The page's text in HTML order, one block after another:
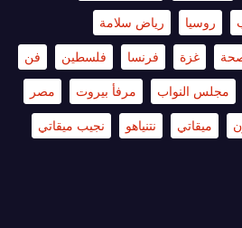
روسيا رياض سلامة
غزة فرنسا فلسطين فن
مجلس النواب مرفأ بيروت مصر
ميقاتي نتنياهو نجيب ميقاتي